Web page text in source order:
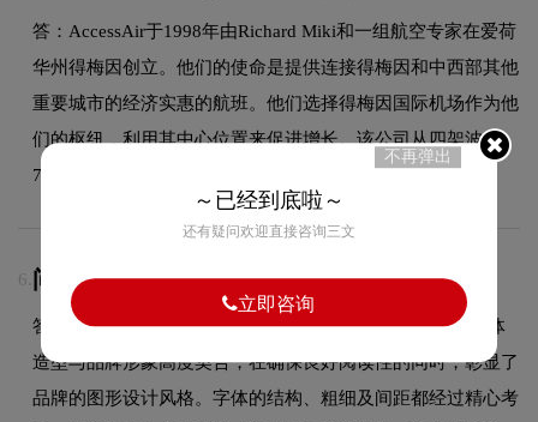
答：AccessAir于1998年由Richard Miki和一组航空专家在爱荷
华州得梅因创立。他们的使命是提供连接得梅因和中西部其他
重要城市的经济实惠的航班。他们选择得梅因国际机场作为他
们的枢纽，利用其中心位置来促进增长。该公司从四架波音
737-200飞机开始租赁，以启动运营。
6. 问：AccessAirlogo使用的是什么字体？
答：AccessAir品牌标志采用的是圆润可爱的字体设计，字体
造型与品牌形象高度契合，在确保良好阅读性的同时，彰显了
品牌的图形设计风格。字体的结构、粗细及间距都经过精心考
不再弹出
～已经到底啦～
还有疑问欢迎直接咨询三文
立即咨询